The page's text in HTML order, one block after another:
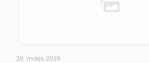
26. maijs, 2026